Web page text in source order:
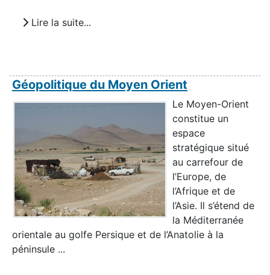
Lire la suite...
Géopolitique du Moyen Orient
Le Moyen-Orient
constitue un
espace
stratégique situé
au carrefour de
l’Europe, de
l’Afrique et de
l’Asie. Il s’étend de
la Méditerranée
orientale au golfe Persique et de l’Anatolie à la
péninsule ...